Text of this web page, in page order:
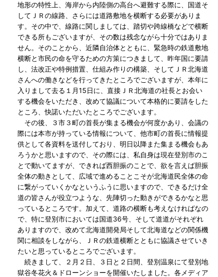
地形の特性上、海岸から内陸側の高台へ避難する際に、国道そ
してＪＲの線路、さらには道路敷地を横断する必要がありま
す。その中で、線路に関しましては、踏切や跨線橋などで横断
できる所もございますが、その数は残念ながら十分ではありま
せん。そのことから、近隣自治体とともに、緊急時の鉄道敷地
横断と市民の命を守るための方策につきまして、昨年国に要請
し、法改正や特例措置、仕組み作りの構築、そしてＪＲ北海道
さんへの働きなどを行ってきたところでございますが、本年に
入りまして去る１月15日に、直接ＪＲ北海道の社長とお会い
する機会をいただき、改めて協議について本格的に要請をした
ところ、快諾いただいたところでございます。
その後、３市３町の首長が集まる機会が何度かあり、会議の
際には本市が持っている情報について、他市町の首長に情報提
供として各資料を送付しており、明日以降また集まる機会もあ
ろうかと思いますので、その際には、私自身は現在登別市のこ
とで動いてますが、できれば西胆振のことで、欲を言えば胆振
全体の動きとして、広域で進めることこそが北海道民全体の命
に繋がっていくかなというふうに思いますので、できるだけ全
道の皆さんが役立つような、先陣切った動きができるかなと思
っているところです。加えて、道路の横断も考えなければなの
で、特に登別市においては国道36号、そして道道がそれぞれ
ありますので、改めて北海道開発局そして北海道などの関係機
関に相談をしながら、ＪＲの鉄道横断とともに協議させていき
たいと思っているところでございます。
続きまして、２月２日、３日と２日間、登別温泉にて登別地
獄谷冬花火＆ドローンショーを開催いたしました。各メディア